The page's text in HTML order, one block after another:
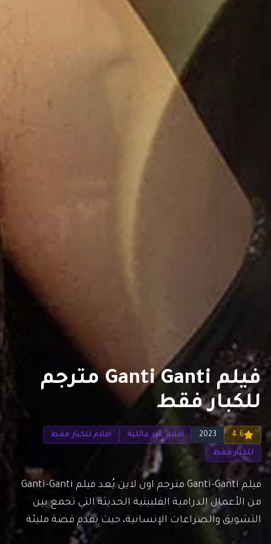
فيلم Ganti Ganti مترجم
للكبار فقط
4.6
2023 افلام غير عائلية افلام للكبار فقط
للكبار فقط
فيلم Ganti-Ganti مترجم اون لاين يُعد فيلم Ganti-Ganti
من الأعمال الدرامية الفلبينية الحديثة التي تجمع بين
التشويق والصراعات الإنسانية، حيث يقدم قصة مليئة
بالأسرار والعلاقات المعقدة في إطار درامي مشوق. قصة